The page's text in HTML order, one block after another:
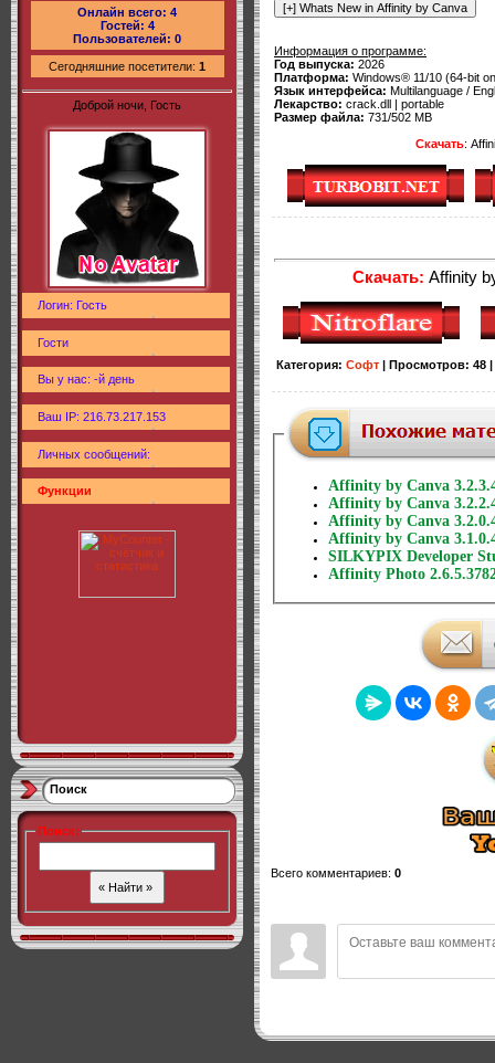
Онлайн всего: 4
Гостей: 4
Пользователей: 0
Сегодняшние посетители: 1
Доброй ночи, Гость
Логин: Гость
Гости
Вы у нас: -й день
Ваш IP: 216.73.217.153
Личных сообщений:
Функции
Поиск
Поиск:
Информация о программе:
Год выпуска: 2026
Платформа: Windows® 11/10 (64-bit
Язык интерфейса: Multilanguage /
Лекарство: crack.dll | portable
Размер файла: 731/502 MB
Скачать:
Скачать: Affinity
Категория: Софт Просмотров: 48
Affinity by Canva
Affinity by Canva
Affinity by Canva
Affinity by Canva
SILKYPIX Developer
Affinity Photo
Всего комментариев: 0